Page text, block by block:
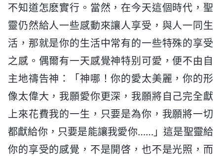
不知道怎麽實行。當然，在今天這個時代，聖
靈仍然給人一些感動來讓人享受，與人一同生
活，那就是你的生活中常有的一些特殊的享受
之感。偶爾有一天感覺神特别可愛，便不由自
主地禱告神：「神哪！你的愛太美麗，你的形
像太偉大，我願愛你更深，我願將自己完全獻
上來花費我的一生，只要是為你，我願將一切
都獻給你，只要是能讓我愛你……」這是聖靈給
你的享受的感覺，不是開啓，也不是光照，而